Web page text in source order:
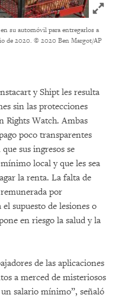
Click
su automóvil para entregarlos a
de 2020. © 2020 Ben Margot/AP
y Shipt les resulta
sin las protecciones
Rights Watch. Ambas
poco transparentes
sus ingresos se
local y que les sea
la renta. La falta de
por
supuesto de lesiones o
en riesgo la salud y la
de las aplicaciones
a merced de misteriosos
salario mínimo”, señaló